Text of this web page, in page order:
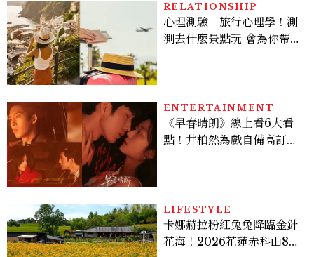
RELATIONSHIP
心理測驗｜旅行心理學！測
測去什麼景點玩 會為你帶來
ENTERTAINMENT
《早春晴朗》線上看6大看
點！井柏然為戲自備高訂，
LIFESTYLE
卡娜赫拉粉紅兔兔降臨金針
花海！2026花蓮赤科山8月